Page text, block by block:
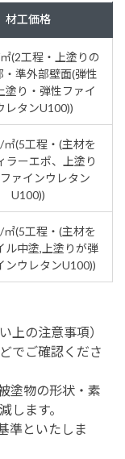
材工価格
(2工程・上塗りの
・準外部壁面(弾性
塗り・弾性ファイ
レタンU100))
(5工程・(主材を
ラーエポ、上塗り
ァインウレタン
U100))
(5工程・(主材を
ル中塗,上塗りが弾
ンウレタンU100))
上の注意事項）
でご確認くださ
塗物の形状・素
します。
準といたしま